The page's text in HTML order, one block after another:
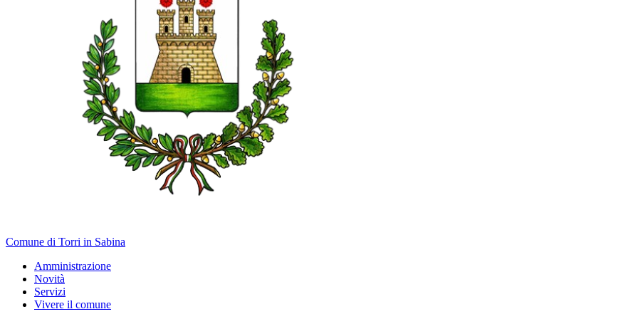
Comune di Torri in Sabina
Amministrazione
Novità
Servizi
Vivere il comune